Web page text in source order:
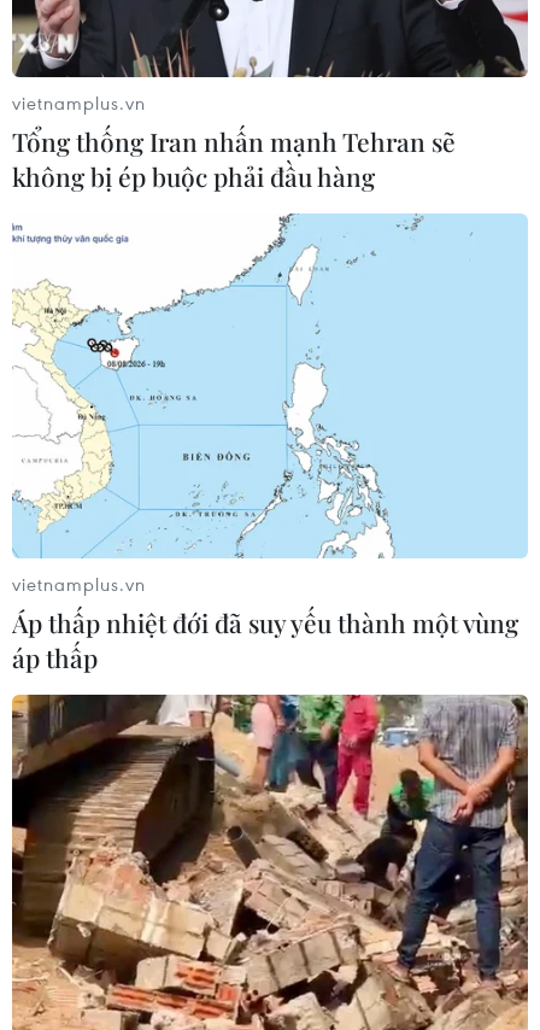
mới trước khi quá muộn
05/06/2019 01:58
Theo người phát ngôn Triều Tiên, Mỹ nên thay đổi
phương thức tính toán và đáp ứng đề nghị của Triều
Tiên sớm nhất có thể, bởi sự kiên nhẫn của Bình
Nhưỡng là có giới hạn.
Nhìn lại một năm sau cuộc
gặp Mỹ-Triều tại Singapore
11/06/2019 02:48
Cách đây 1 năm, ngày 12/6/2018, sau rất nhiều nỗ lực,
thiện chí và cả sóng gió, cuộc gặp thượng đỉnh đầu tiên
giữa Tổng thống Mỹ Donald Trump và nhà lãnh đạo
Triều Tiên Kim Jong-un đã diễn ra.
vietnamplus.vn
Tổng thống Iran nhấn mạnh Tehran sẽ
không bị ép buộc phải đầu hàng
vietnamplus.vn
Áp thấp nhiệt đới đã suy yếu thành một vùng
áp thấp